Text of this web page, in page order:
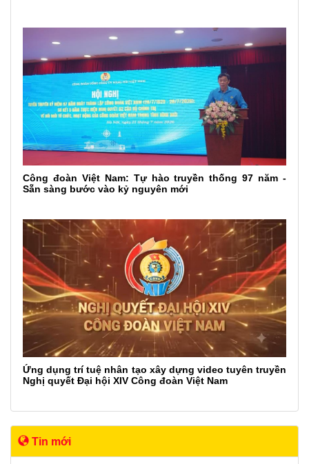
Công đoàn Việt Nam: Tự hào truyền thống 97 năm -
Sẵn sàng bước vào kỷ nguyên mới
Ứng dụng trí tuệ nhân tạo xây dựng video tuyên truyền
Nghị quyết Đại hội XIV Công đoàn Việt Nam
Tin mới